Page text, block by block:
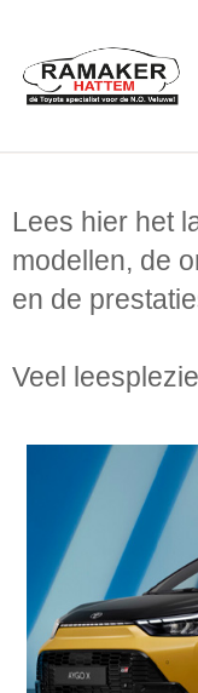
Lees hier het
modellen, de
en de
Veel